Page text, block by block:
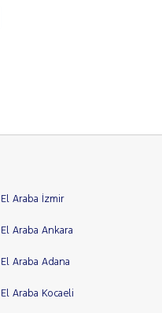
Araba İzmir
Araba Ankara
Araba Adana
Araba Kocaeli